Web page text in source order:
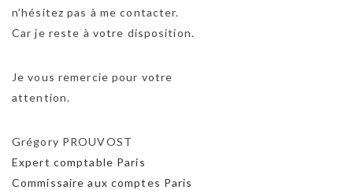
n’hésitez pas à me contacter.
Car je reste à votre disposition.
Je vous remercie pour votre
attention.
Grégory PROUVOST
Expert comptable Paris
Commissaire aux comptes Paris